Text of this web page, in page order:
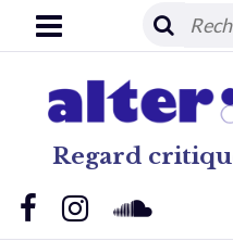
Regard